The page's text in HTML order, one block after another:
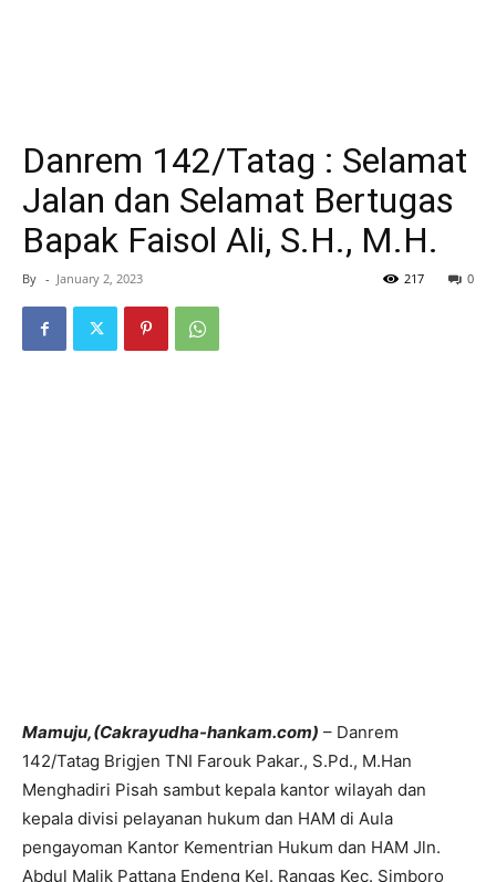
Danrem 142/Tatag : Selamat
Jalan dan Selamat Bertugas
Bapak Faisol Ali, S.H., M.H.
By - January 2, 2023 0
217
Mamuju,(Cakrayudha-hankam.com) – Danrem
142/Tatag Brigjen TNI Farouk Pakar., S.Pd., M.Han
Menghadiri Pisah sambut kepala kantor wilayah dan
kepala divisi pelayanan hukum dan HAM di Aula
pengayoman Kantor Kementrian Hukum dan HAM Jln.
Abdul Malik Pattana Endeng Kel. Rangas Kec. Simboro